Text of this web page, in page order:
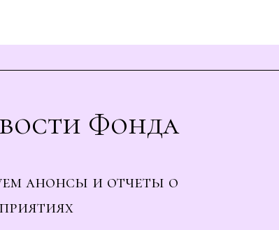
Фонда
анонсы и отчеты о